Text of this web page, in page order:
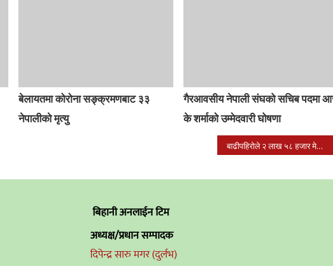
बेलायतमा कोरोना सङ्क्रमणबाट ३३
नेपालीको मृत्यु
गैरआवसीय नेपाली संघको सचिब पदमा
के शर्माको उम्मेदवारी घोषणा
बाढीपहिरोले २ लाख ५८ हजार मेट्रिकटन धानबाली नोक्सान
बिहानी अनलाईन टिम
अध्यक्ष/प्रधान सम्पादक
दिपेन्द्र सारु मगर (दुर्लभ)